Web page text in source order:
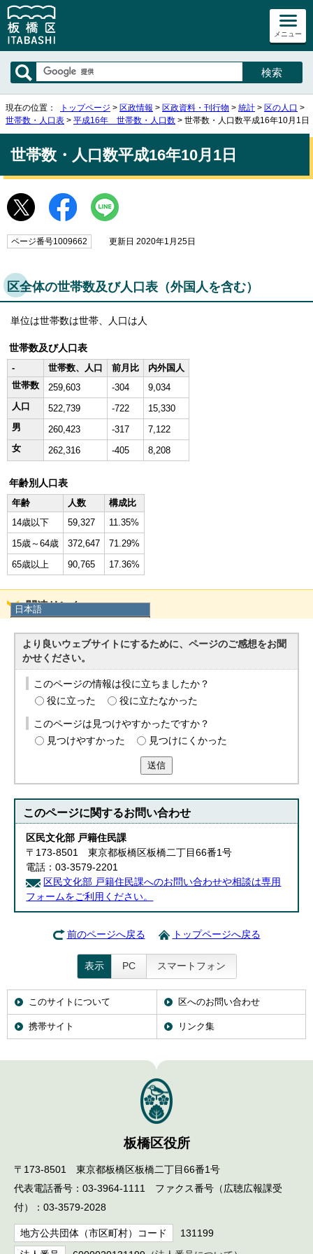
メニュー
日本語
English
한국어
简体中文
繁體中文
現在の位置： トップページ > 区政情報 > 区政資料・刊行物 > 統計 > 区の人口 >
世帯数・人口表 > 平成16年 世帯数・人口数 > 世帯数・人口数平成16年10月1日
世帯数・人口数平成16年10月1日
ページ番号1009662 更新日 2020年1月25日
区全体の世帯数及び人口表（外国人を含む）
単位は世帯数は世帯、人口は人
世帯数及び人口表
-
世帯数、人口 前月比
内外国人
世帯数
259,603 -304
9,034
人口
522,739 -722
15,330
男
260,423 -317
7,122
女
262,316 -405 8,208
年齢別人口表
年齢
人数
構成比
14歳以下
59,327
11.35%
15歳～64歳
372,647
71.29%
65歳以上
90,765 17.36%
関連リンク
より良いウェブサイトにするために、ページのご感想をお聞
かせください。
このページの情報は役に立ちましたか？
役に立った
役に立たなかった
このページは見つけやすかったですか？
見つけやすかった
見つけにくかった
送信
このページに関するお問い合わせ
区民文化部 戸籍住民課
〒173-8501 東京都板橋区板橋二丁目66番1号
電話：03-3579-2201
区民文化部 戸籍住民課へのお問い合わせや相談は専用
フォームをご利用ください。
前のページへ戻る トップページへ戻る
表示 PC スマートフォン
このサイトについて 区へのお問い合わせ
携帯サイト リンク集
板橋区役所
〒173-8501 東京都板橋区板橋二丁目66番1号
代表電話番号：03-3964-1111 ファクス番号（広聴広報課受
付）：03-3579-2028
地方公共団体（市区町村）コード 131199